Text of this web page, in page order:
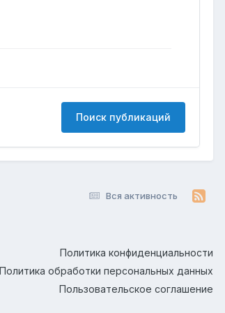
Поиск публикаций
Вся активность
Политика конфиденциальности
Политика обработки персональных данных
Пользовательское соглашение